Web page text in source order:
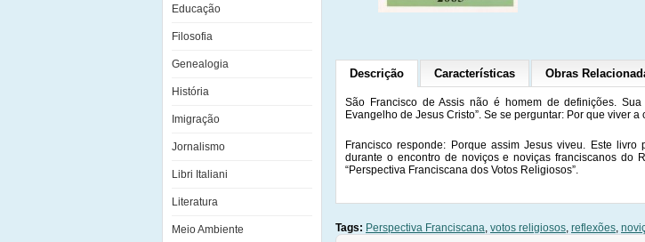
Educação
Filosofia
Genealogia
História
Imigração
Jornalismo
Libri Italiani
Literatura
Meio Ambiente
Descrição Características Obras
São Francisco de Assis não é homem de definições.
Evangelho de Jesus Cristo”. Se se perguntar: Por que viver
Francisco responde: Porque assim Jesus viveu. Este
durante o encontro de noviços e noviças franciscanos do
“Perspectiva Franciscana dos Votos Religiosos”.
Tags: Perspectiva Franciscana, votos religiosos, reflexões,